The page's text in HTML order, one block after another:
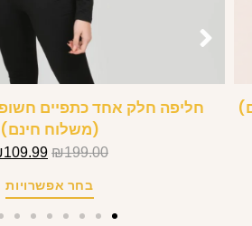
חליפה חלק אחד כתפיים
(משלוח חינם)
₪199.00
109.99
בחר אפשרויות